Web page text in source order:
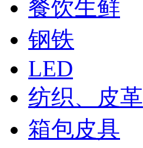
餐饮生鲜
钢铁
LED
纺织、皮革
箱包皮具